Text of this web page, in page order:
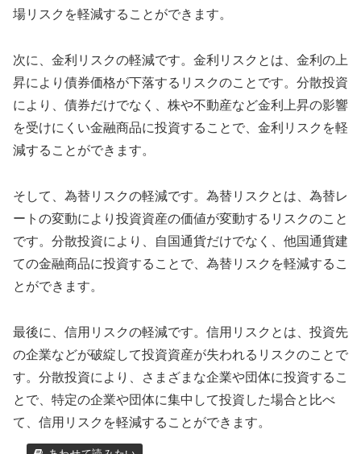
場リスクを軽減することができます。
次に、金利リスクの軽減です。金利リスクとは、金利の上
昇により債券価格が下落するリスクのことです。分散投資
により、債券だけでなく、株や不動産など金利上昇の影響
を受けにくい金融商品に投資することで、金利リスクを軽
減することができます。
そして、為替リスクの軽減です。為替リスクとは、為替レ
ートの変動により投資資産の価値が変動するリスクのこと
です。分散投資により、自国通貨だけでなく、他国通貨建
ての金融商品に投資することで、為替リスクを軽減するこ
とができます。
最後に、信用リスクの軽減です。信用リスクとは、投資先
の企業などが破綻して投資資産が失われるリスクのことで
す。分散投資により、さまざまな企業や団体に投資するこ
とで、特定の企業や団体に集中して投資した場合と比べ
て、信用リスクを軽減することができます。